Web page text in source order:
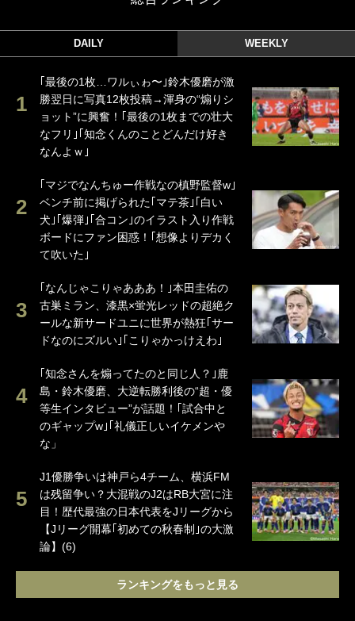
DAILY WEEKLY
｢最後の1枚…ワルぃゎ〜｣鈴木優磨が激
勝翌日に写真12枚投稿→渾身の“煽りシ
ョット”に興奮！｢最後の1枚までの壮大
なフリ｣｢知念くんのことどんだけ好き
なんよｗ｣
｢マジでなんちゅー作戦なの槙野監督w｣
ベンチ前に掲げられた｢マテ茶｣｢白い
犬｣｢爆弾｣｢合コン｣のイラスト入り作戦
ボードにファン困惑！｢想像よりデカく
て吹いた｣
｢なんじゃこりゃあああ！｣本田圭佑の
古巣ミラン、漆黒×蛍光レッドの超絶ク
ールな新サードユニに世界が熱狂｢サー
ドなのにズルい｣｢こりゃかっけえわ｣
｢知念さんを煽ってたのと同じ人？｣鹿
島・鈴木優磨、大逆転勝利後の“超・優
等生インタビュー”が話題！｢試合中と
のギャップw｣｢礼儀正しいイケメンや
な」
J1優勝争いは神戸ら4チーム、横浜FM
は残留争い？大混戦のJ2はRB大宮に注
目！歴代最強の日本代表をJリーグから
【Jリーグ開幕｢初めての秋春制｣の大激
論】(6)
ランキングをもっと見る